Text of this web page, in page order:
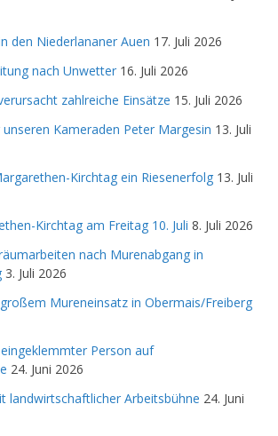
den Niederlananer Auen 17. Juli 2026
nach Unwetter 16. Juli 2026
zahlreiche Einsätze 15. Juli 2026
Kameraden Peter Margesin 13. Juli
Kirchtag ein Riesenerfolg 13. Juli
Kirchtag am Freitag 10. Juli 8. Juli 2026
nach Murenabgang in
3. Juli 2026
Mureneinsatz in Obermais/Freiberg
Person auf
24. Juni 2026
landwirtschaftlicher Arbeitsbühne 24. Juni